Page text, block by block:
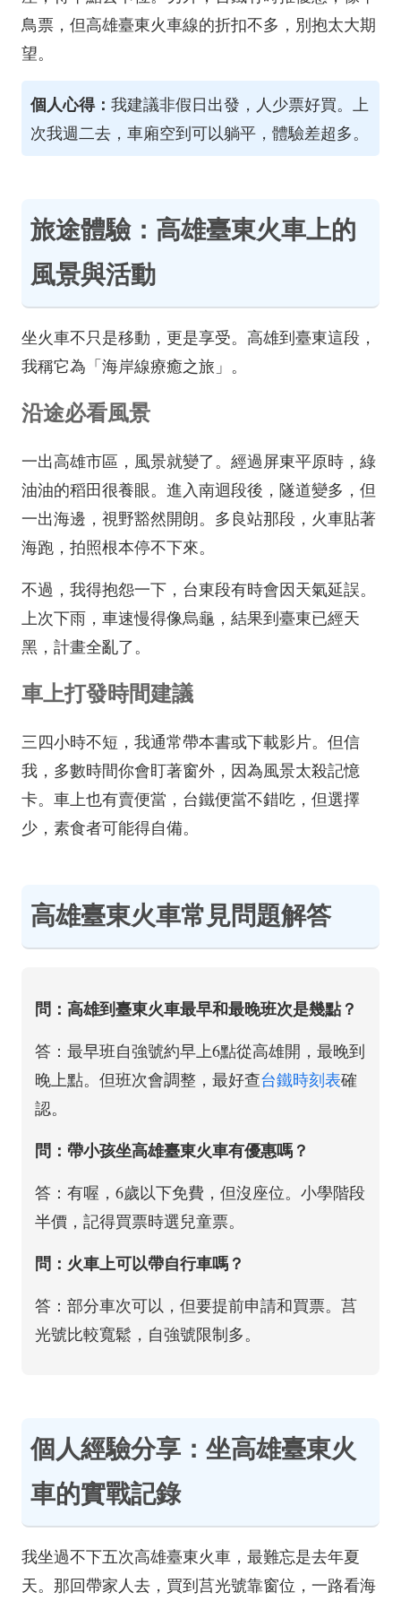
鳥票，但高雄臺東火車線的折扣不多，別抱太大期
望。
個人心得： 我建議非假日出發，人少票好買。上
次我週二去，車廂空到可以躺平，體驗差超多。
旅途體驗：高雄臺東火車上的
風景與活動
坐火車不只是移動，更是享受。高雄到臺東這段，
我稱它為「海岸線療癒之旅」。
沿途必看風景
一出高雄市區，風景就變了。經過屏東平原時，綠
油油的稻田很養眼。進入南迴段後，隧道變多，但
一出海邊，視野豁然開朗。多良站那段，火車貼著
海跑，拍照根本停不下來。
不過，我得抱怨一下，台東段有時會因天氣延誤。
上次下雨，車速慢得像烏龜，結果到臺東已經天
黑，計畫全亂了。
車上打發時間建議
三四小時不短，我通常帶本書或下載影片。但信
我，多數時間你會盯著窗外，因為風景太殺記憶
卡。車上也有賣便當，台鐵便當不錯吃，但選擇
少，素食者可能得自備。
高雄臺東火車常見問題解答
問：高雄到臺東火車最早和最晚班次是幾點？
答：最早班自強號約早上6點從高雄開，最晚到
晚上點。但班次會調整，最好查台鐵時刻表確
認。
問：帶小孩坐高雄臺東火車有優惠嗎？
答：有喔，6歲以下免費，但沒座位。小學階段
半價，記得買票時選兒童票。
問：火車上可以帶自行車嗎？
答：部分車次可以，但要提前申請和買票。莒
光號比較寬鬆，自強號限制多。
個人經驗分享：坐高雄臺東火
車的實戰記錄
我坐過不下五次高雄臺東火車，最難忘是去年夏
天。那回帶家人去，買到莒光號靠窗位，一路看海